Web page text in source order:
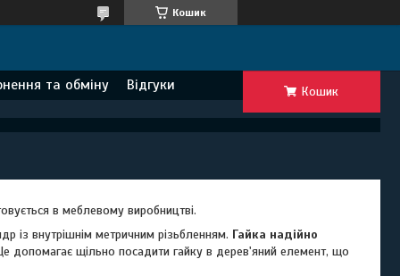
Кошик
та обміну Відгуки Кошик
в меблевому виробництві.
із внутрішнім метричним різьбленням. Гайка надійно
допомагає щільно посадити гайку в дерев'яний елемент, що